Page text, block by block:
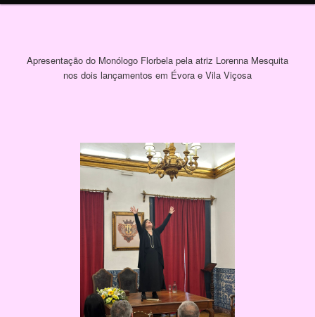
Apresentação do Monólogo Florbela pela atriz Lorenna Mesquita
nos dois lançamentos em Évora e Vila Viçosa